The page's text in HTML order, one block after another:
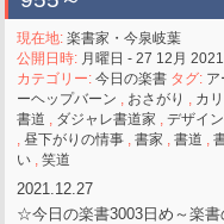
現在地:楽書家・今泉岐葉
公開日時: 月曜日 - 27 12月 2021
カテゴリー:今日の楽書 タグ: ア
ーヘップバーン , おさがり , カ
書道 , ダジャレ書道家 ,デザイ
,昼下がりの情事 ,書家 ,書道 ,
い ,笑道
2021.12.27
☆今日の楽書3003日め～楽書